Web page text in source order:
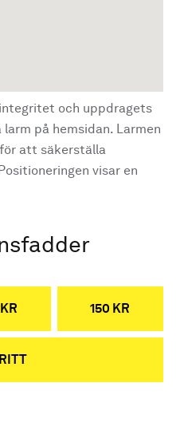
och uppdragets
på hemsidan. Larmen
att säkerställa
visar en
150 KR